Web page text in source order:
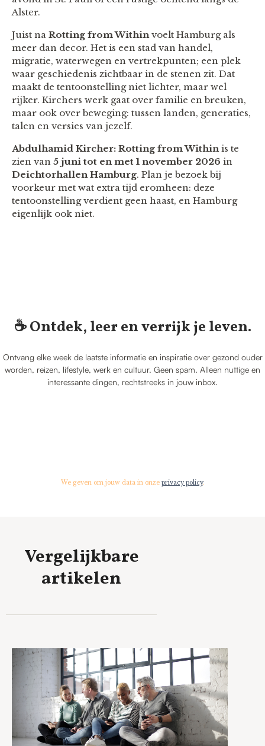
Alster.
Juist na Rotting from Withinvoelt Hamburg als
meer dan decor. Het is een stad van handel,
migratie, waterwegen en vertrekpunten; een plek
waar geschiedenis zichtbaar in de stenen zit. Dat
maakt de tentoonstelling niet lichter, maar wel
rijker. Kirchers werk gaat over familie en breuken,
maar ook over beweging: tussen landen, generaties,
talen en versies van jezelf.
Abdulhamid Kircher: Rotting from Withinis te
zien van 5 juni tot en met 1 november 2026 in
Deichtorhallen Hamburg. Plan je bezoek bij
voorkeur met wat extra tijd eromheen: deze
tentoonstelling verdient geen haast, en Hamburg
eigenlijk ook niet.
☕️ Ontdek, leer en verrijk je leven.
Ontvang elke week de laatste informatie en inspiratie over gezond ouder
worden, reizen, lifestyle, werk en cultuur. Geen spam. Alleen nuttige en
interessante dingen, rechtstreeks in jouw inbox.
We geven om jouw data in onze privacy policy.
Vergelijkbare
artikelen